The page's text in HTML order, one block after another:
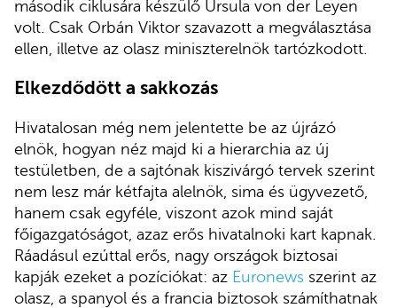
második ciklusára készülő Ursula von der Leyen
volt. Csak Orbán Viktor szavazott a megválasztása
ellen, illetve az olasz miniszterelnök tartózkodott.
Elkezdődött a sakkozás
Hivatalosan még nem jelentette be az újrázó
elnök, hogyan néz majd ki a hierarchia az új
testületben, de a sajtónak kiszivárgó tervek szerint
nem lesz már kétfajta alelnök, sima és ügyvezető,
hanem csak egyféle, viszont azok mind saját
főigazgatóságot, azaz erős hivatalnoki kart kapnak.
Ráadásul ezúttal erős, nagy országok biztosai
kapják ezeket a pozíciókat: az Euronews szerint az
olasz, a spanyol és a francia biztosok számíthatnak